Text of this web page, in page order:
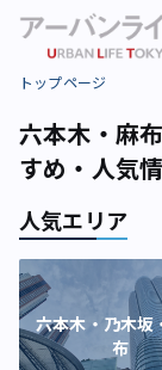
トップページ
六本木・麻
すめ・人気
人気エリア
六本木・乃木坂
布